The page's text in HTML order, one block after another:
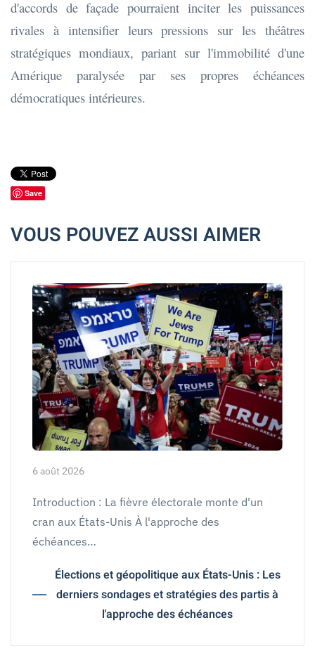
d'accords de façade pourraient inciter les puissances
rivales à intensifier leurs pressions sur les théâtres
stratégiques mondiaux, pariant sur l'immobilité d'une
Amérique paralysée par ses propres échéances
démocratiques intérieures.
Save
VOUS POUVEZ AUSSI AIMER
6 août 2026
Introduction : La fièvre électorale monte d'un
cran aux États-Unis À l'approche des
échéances…
Élections et géopolitique aux États-Unis : Les
derniers sondages et stratégies des partis à
l'approche des échéances